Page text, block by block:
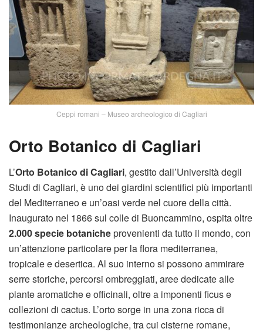
Ceppi romani – Museo archeologico di Cagliari
Orto Botanico di Cagliari
L’Orto Botanico di Cagliari, gestito dall’Università degli
Studi di Cagliari, è uno dei giardini scientifici più importanti
del Mediterraneo e un’oasi verde nel cuore della città.
Inaugurato nel 1866 sul colle di Buoncammino, ospita oltre
2.000 specie botanicheprovenienti da tutto il mondo, con
un’attenzione particolare per la flora mediterranea,
tropicale e desertica. Al suo interno si possono ammirare
serre storiche, percorsi ombreggiati, aree dedicate alle
piante aromatiche e officinali, oltre a imponenti ficus e
collezioni di cactus. L’orto sorge in una zona ricca di
testimonianze archeologiche, tra cui cisterne romane,